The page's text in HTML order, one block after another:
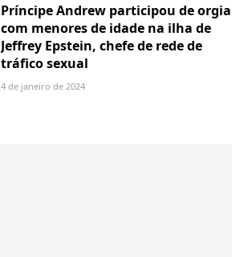
Príncipe Andrew participou de orgia
com menores de idade na ilha de
Jeffrey Epstein, chefe de rede de
tráfico sexual
4 de janeiro de 2024